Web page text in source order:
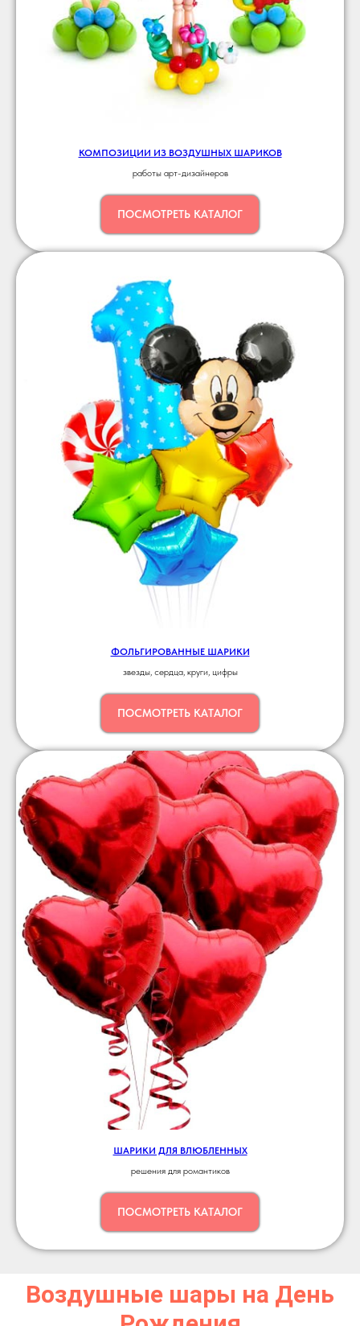
КОМПОЗИЦИИ ИЗ ВОЗДУШНЫХ ШАРИКОВ
работы арт-дизайнеров
ПОСМОТРЕТЬ КАТАЛОГ
ФОЛЬГИРОВАННЫЕ ШАРИКИ
звезды, сердца, круги, цифры
ПОСМОТРЕТЬ КАТАЛОГ
ШАРИКИ ДЛЯ ВЛЮБЛЕННЫХ
решения для романтиков
ПОСМОТРЕТЬ КАТАЛОГ
Воздушные шары на День